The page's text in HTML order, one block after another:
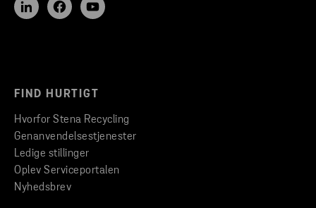
FIND HURTIGT
Hvorfor Stena Recycling
Genanvendelsestjenester
Ledige stillinger
Oplev Serviceportalen
Nyhedsbrev